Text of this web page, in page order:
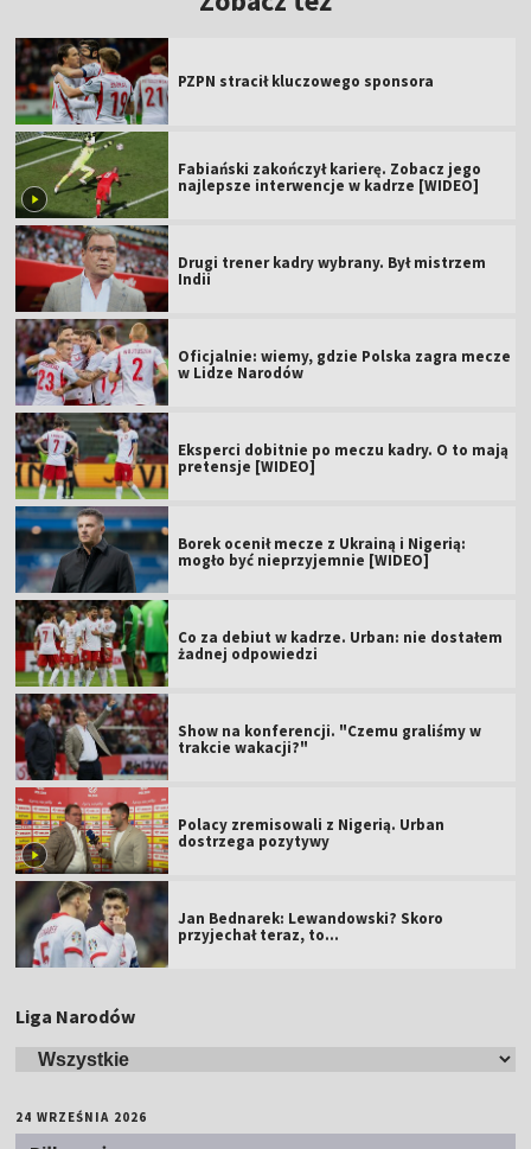
PZPN stracił kluczowego sponsora
Fabiański zakończył karierę. Zobacz jego
najlepsze interwencje w kadrze [WIDEO]
Drugi trener kadry wybrany. Był mistrzem
Indii
Oficjalnie: wiemy, gdzie Polska zagra mecze
w Lidze Narodów
Eksperci dobitnie po meczu kadry. O to mają
pretensje [WIDEO]
Borek ocenił mecze z Ukrainą i Nigerią:
mogło być nieprzyjemnie [WIDEO]
Co za debiut w kadrze. Urban: nie dostałem
żadnej odpowiedzi
Show na konferencji. "Czemu graliśmy w
trakcie wakacji?"
Polacy zremisowali z Nigerią. Urban
dostrzega pozytywy
Jan Bednarek: Lewandowski? Skoro
przyjechał teraz, to…
Liga Narodów
24 WRZEŚNIA 2026